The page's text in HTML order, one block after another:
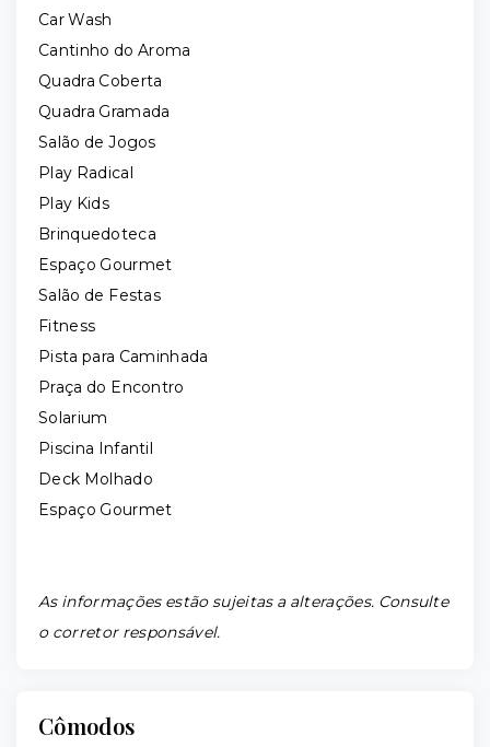
Car Wash
Cantinho do Aroma
Quadra Coberta
Quadra Gramada
Salão de Jogos
Play Radical
Play Kids
Brinquedoteca
Espaço Gourmet
Salão de Festas
Fitness
Pista para Caminhada
Praça do Encontro
Solarium
Piscina Infantil
Deck Molhado
Espaço Gourmet
As informações estão sujeitas a alterações. Consulte
o corretor responsável.
Cômodos